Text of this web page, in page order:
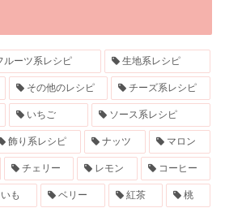
ーツ系レシピ 生地系レシピ
その他のレシピ チーズ系レシピ
いちご ソース系レシピ
飾り系レシピ ナッツ マロン
チェリー レモン コーヒー
も ベリー 紅茶 桃